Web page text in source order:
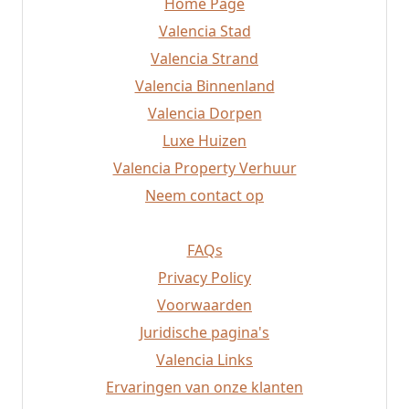
Sueca
Bocairent
Albaida
Javea
Altea
Valencia Strand
Requena
Rafelbunyol
Alzira
Mislata
Valencia Stad
Valencia Strand
Valencia Binnenland
Valencia Dorpen
Luxe Huizen
Valencia Property Verhuur
Neem contact op
FAQs
Privacy Policy
Voorwaarden
Juridische pagina's
Valencia Links
Ervaringen van onze klanten